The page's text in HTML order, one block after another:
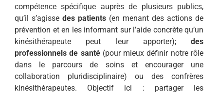
compétence spécifique auprès de plusieurs publics,
qu’il s’agisse des patients (en menant des actions de
prévention et en les informant sur l’aide concrète qu’un
kinésithérapeute peut leur apporter); des
professionnels de santé(pour mieux définir notre rôle
dans le parcours de soins et encourager une
collaboration pluridisciplinaire) ou des confrères
kinésithérapeutes. Objectif ici : partager les